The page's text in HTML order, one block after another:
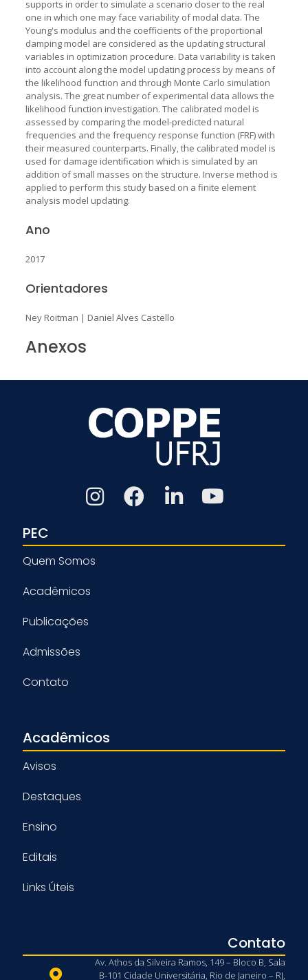
supports in order to simulate a scenario closer to the real
one in which one may face variability of modal data. The
Young's modulus and the coefficients of the proportional
damping model are considered as the updating structural
variables in optimization procedure. Data variability is taken
into account along the model updating process by means of
the likelihood function and through Monte Carlo simulation
analysis. The great number of experimental data allows the
likelihood function investigation. The calibrated model is
assessed by comparing the model-predicted natural
frequencies and the frequency response function (FRF) with
their measured counterparts. Finally, the calibrated model is
used for damage identification which is simulated by an
addition of small masses on the structure. Inverse method is
applied to perform this study based on a finite element
analysis model updating.
Ano
2017
Orientadores
Ney Roitman | Daniel Alves Castello
Anexos
PEC
Quem Somos
Acadêmicos
Publicações
Admissões
Contato
Acadêmicos
Avisos
Destaques
Ensino
Editais
Links Úteis
Contato
Av. Athos da Silveira Ramos, 149 – Bloco B, Sala
B-101 Cidade Universitária, Rio de Janeiro – RJ,